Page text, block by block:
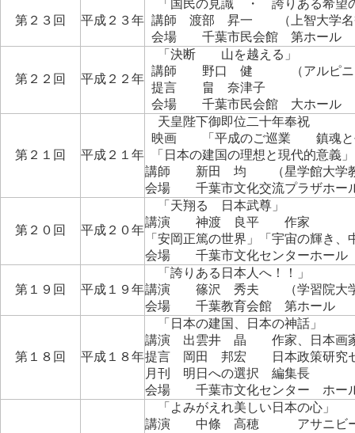
第２３回 平成２３年
「国民の見識 ・ 誇りある希望
講師 渡部 昇一 （上智大学名
会場 千葉市民会館 第ホール
第２２回 平成２２年
「決断 山を越える」
講師 野口 健 （アルピニ
提言 畠 奈津子
会場 千葉市民会館 大ホール
第２１回 平成２１年
天皇陛下御即位二十年奉祝
映画 「平成のご巡業 鎮魂と
「日本の建国の理想と現代的意義」
講師 新田 均 （星学館大学
会場 千葉市文化交流プラザホー
第２０回 平成２０年
「天翔る 日本武尊」
講演 神渡 良平 作家
「安岡正篤の世界」「宇宙の輝き、
会場 千葉市文化センターホー
第１９回 平成１９年
「誇りある日本人へ！！」
講演 篠沢 秀夫 （学習院大学
会場 千葉教育会館 第ホール
第１８回 平成１８年
「日本の建国、日本の神話」
講演 出雲井 晶 作家、日本画家
提言 岡田 邦宏 日本政策研究セ
月刊 明日への選択 編集長
会場 千葉市文化センター ホー
「よみがえれ美しい日本の心」
講演 中條 高穂 アサニビー